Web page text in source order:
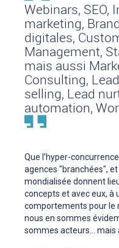
Webinars, SEO,
marketing,
digitales,
Management,
mais aussi
Consulting,
selling, Lead
automation,
Que l’hyper-
agences "branchées",
mondialisée donnent
concepts et avec eux, à
comportements pour le
nous en sommes
sommes acteurs... mais